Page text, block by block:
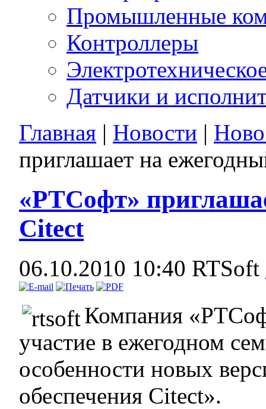
Промышленные
Контроллеры
Датчики и
Главная | Новости |
приглашает на
«РТСофт»
Citect
06.10.2010 10:40 RTSoft
Компания
участие в ежегодном
особенности новых
обеспечения Citect».